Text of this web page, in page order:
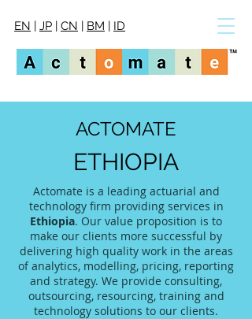
EN | JP | CN | BM | ID
ACTOMATE
ETHIOPIA
Actomate is a leading actuarial and
technology firm providing services in
Ethiopia. Our value proposition is to
make our clients more successful by
delivering high quality work in the areas
of analytics, modelling, pricing, reporting
and strategy. We provide consulting,
outsourcing, resourcing, training and
technology solutions to our clients.